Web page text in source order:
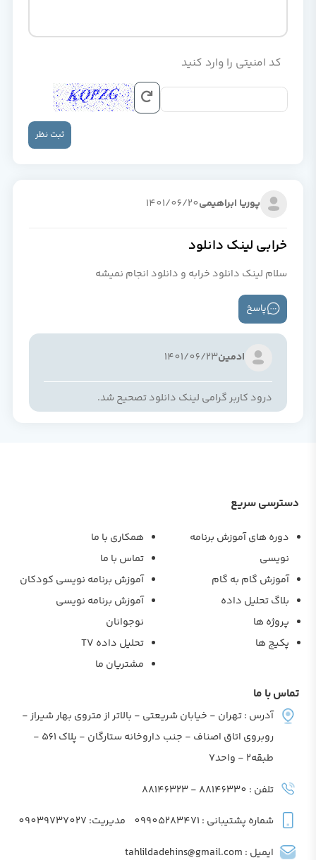
کد امنیتی را وارد کنید
ثبت نظر
پوریا ابراهیمی1401/06/20
خرابی لینک دانلود
سلام لینک دانلود خرابه و دانلود انجام نمیشه
پاسخ
ادمین1401/06/23
درود کاربر گرامی لینک دانلود تصحیح شد.
دسترسی سریع
دوره های آموزش برنامه
نویسی
آموزش گام به گام
بلاگ تحلیل داده
پروژه ها
پکیج ها
همکاری با ما
تماس با ما
آموزش برنامه نویسی کودکان
آموزش برنامه نویسی
نوجوانان
تحلیل داده TV
مشتریان ما
تماس با ما
آدرس : تهران - خیابان شریعتی - بالاتر از متروی بهار شیراز -
روبروی اتاق اصناف - جنب داروخانه ستارگان - پلاک 561 -
طبقه2 - واحد7
تلفن : 88146330 - 88146323
شماره پشتیبانی : 09905283471 مدیریت: 09039737027
ایمیل : tahlildadehins@gmail.com